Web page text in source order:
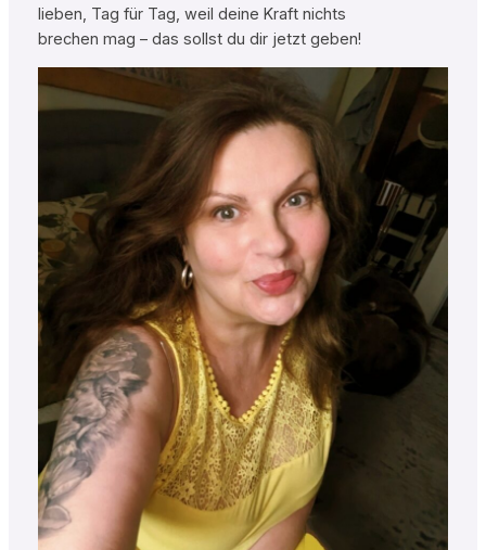
lieben, Tag für Tag, weil deine Kraft nichts
brechen mag – das sollst du dir jetzt geben!